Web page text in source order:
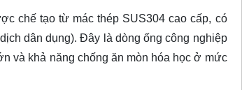
chế tạo từ mác thép SUS304 cao cấp, có
dân dụng). Đây là dòng ống công nghiệp
và khả năng chống ăn mòn hóa học ở mức